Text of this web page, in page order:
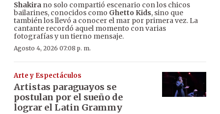
Shakira no solo compartió escenario con los chicos
bailarines, conocidos como Ghetto Kids, sino que
también los llevó a conocer el mar por primera vez. La
cantante recordó aquel momento con varias
fotografías y un tierno mensaje.
Agosto 4, 2026 07:08 p. m.
Arte y Espectáculos
Artistas paraguayos se
postulan por el sueño de
lograr el Latin Grammy